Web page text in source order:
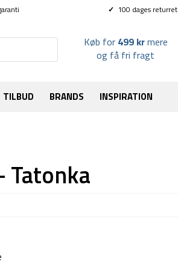
✓ 100 dages returret
Køb for 499 krmere
og få fri fragt
TILBUD BRANDS INSPIRATION
Tatonka